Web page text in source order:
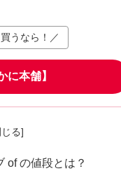
うなら！／
に本舗】
of の値段とは？